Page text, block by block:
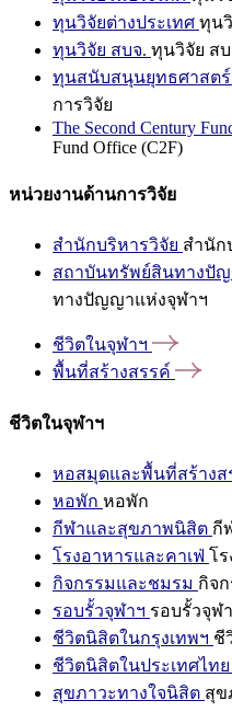
ทุนวิจัยต่างประเทศ ทุน
ทุนวิจัย สบจ. ทุนวิจัย สบ
ทุนสนับสนุนยุทธศาสตร์
การวิจัย
The Second Century
Fund Office (C2F)
หน่วยงานด้านการวิจัย
สำนักบริหารวิจัย สำนัก
สถาบันทรัพย์สินทางปั
ทางปัญญาแห่งจุฬาฯ
ชีวิตในจุฬาฯ
พื้นที่สร้างสรรค์
ชีวิตในจุฬาฯ
หอสมุดและพื้นที่สร้างส
หอพัก หอพัก
กีฬาและสุขภาพนิสิต กี
โรงอาหารและคาเฟ่ โ
กิจกรรมและชมรม กิจ
รอบรั้วจุฬาฯ รอบรั้วจุฬ
ชีวิตนิสิตในกรุงเทพฯ ชี
ชีวิตนิสิตในประเทศไทย
สุขภาวะทางใจนิสิต สุข